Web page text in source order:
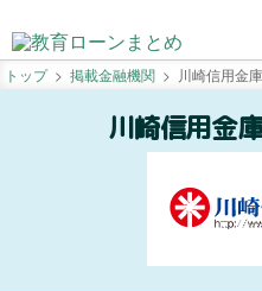
トップ 掲載金融機関 川崎信用金
川崎信用金